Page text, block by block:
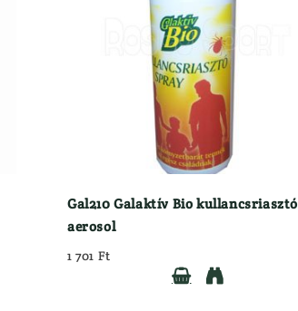
Gal210 Galaktív Bio kullancsriasztó
aerosol
1 701 Ft

